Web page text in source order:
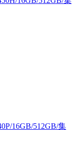
16GB/512GB/集